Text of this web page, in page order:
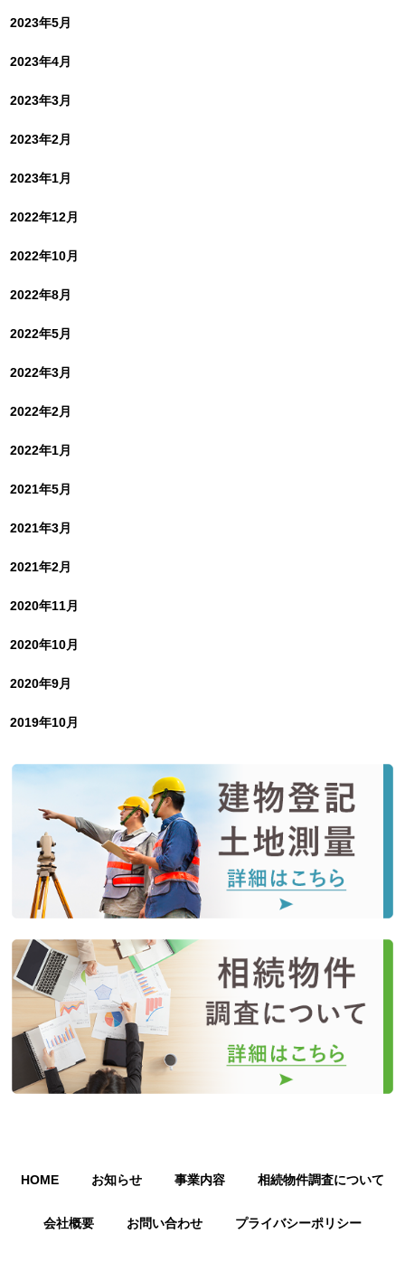
2023年5月
2023年4月
2023年3月
2023年2月
2023年1月
2022年12月
2022年10月
2022年8月
2022年5月
2022年3月
2022年2月
2022年1月
2021年5月
2021年3月
2021年2月
2020年11月
2020年10月
2020年9月
2019年10月
HOME お知らせ 事業内容 相続物件調査について
会社概要 お問い合わせ プライバシーポリシー